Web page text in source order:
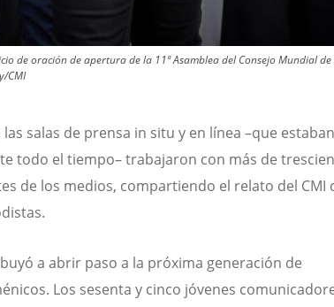
de oración de apertura de la 11ª Asamblea del Consejo Mundial
CMI
salas de prensa in situ y en línea –que estaban
todo el tiempo– trabajaron con más de
de los medios, compartiendo el relato del CMI
a abrir paso a la próxima generación de
Los sesenta y cinco jóvenes